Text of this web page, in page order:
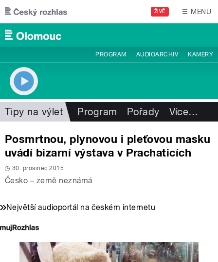
Přejít k hlavnímu obsahu
ŽIVĚ MENU
PROGRAM AUDIOARCHIV KAMERY
Tipy na výlet Program Pořady Více…
Posmrtnou, plynovou i pleťovou masku
uvádí bizarní výstava v Prachaticích
30. prosinec 2015
Česko – země neznámá
Největší audioportál na českém internetu